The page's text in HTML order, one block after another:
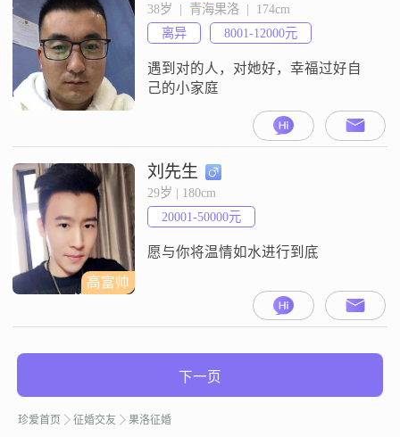
38岁  |  青海果洛  |  174cm
离异
8001-12000元
遇到对的人，对她好，幸福过好自
己的小家庭
高富帅
刘先生
29岁 | 180cm
20001-50000元
愿与你将温情如水进行到底
下一页
珍爱首页 征婚交友 果洛征婚